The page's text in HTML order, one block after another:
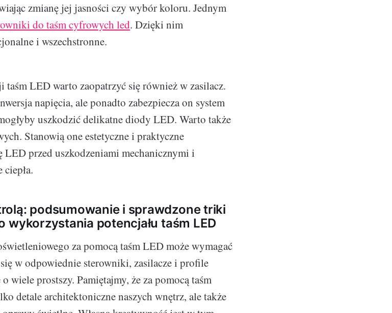
zmianę jej jasności czy wybór koloru. Jednym
do taśm cyfrowych led. Dzięki nim
i wszechstronne.
taśm LED warto zaopatrzyć się również w zasilacz.
napięcia, ale ponadto zabezpiecza on system
uszkodzić delikatne diody LED. Warto także
Stanowią one estetyczne i praktyczne
LED przed uszkodzeniami mechanicznymi i
podsumowanie i sprawdzone triki
wykorzystania potencjału taśm LED
za pomocą taśm LED może wymagać
w odpowiednie sterowniki, zasilacze i profile
wiele prostszy. Pamiętajmy, że za pomocą taśm
detale architektoniczne naszych wnętrz, ale także